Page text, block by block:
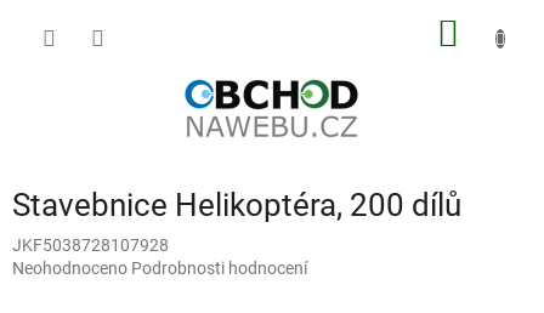
Stavebnice Helikoptéra, 200 dílů
JKF5038728107928
Průměrné
Neohodnoceno Podrobnosti hodnocení